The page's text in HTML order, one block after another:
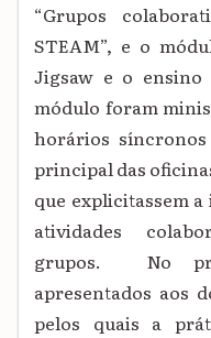
“Grupos
STEAM”, e o
Jigsaw e o ensino
módulo foram
horários
principal das
que explicitassem
atividades
grupos. No
apresentados aos
pelos quais a